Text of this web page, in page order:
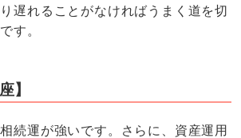
遅れることがなければうまく道を切
す。
】
続運が強いです。さらに、資産運用